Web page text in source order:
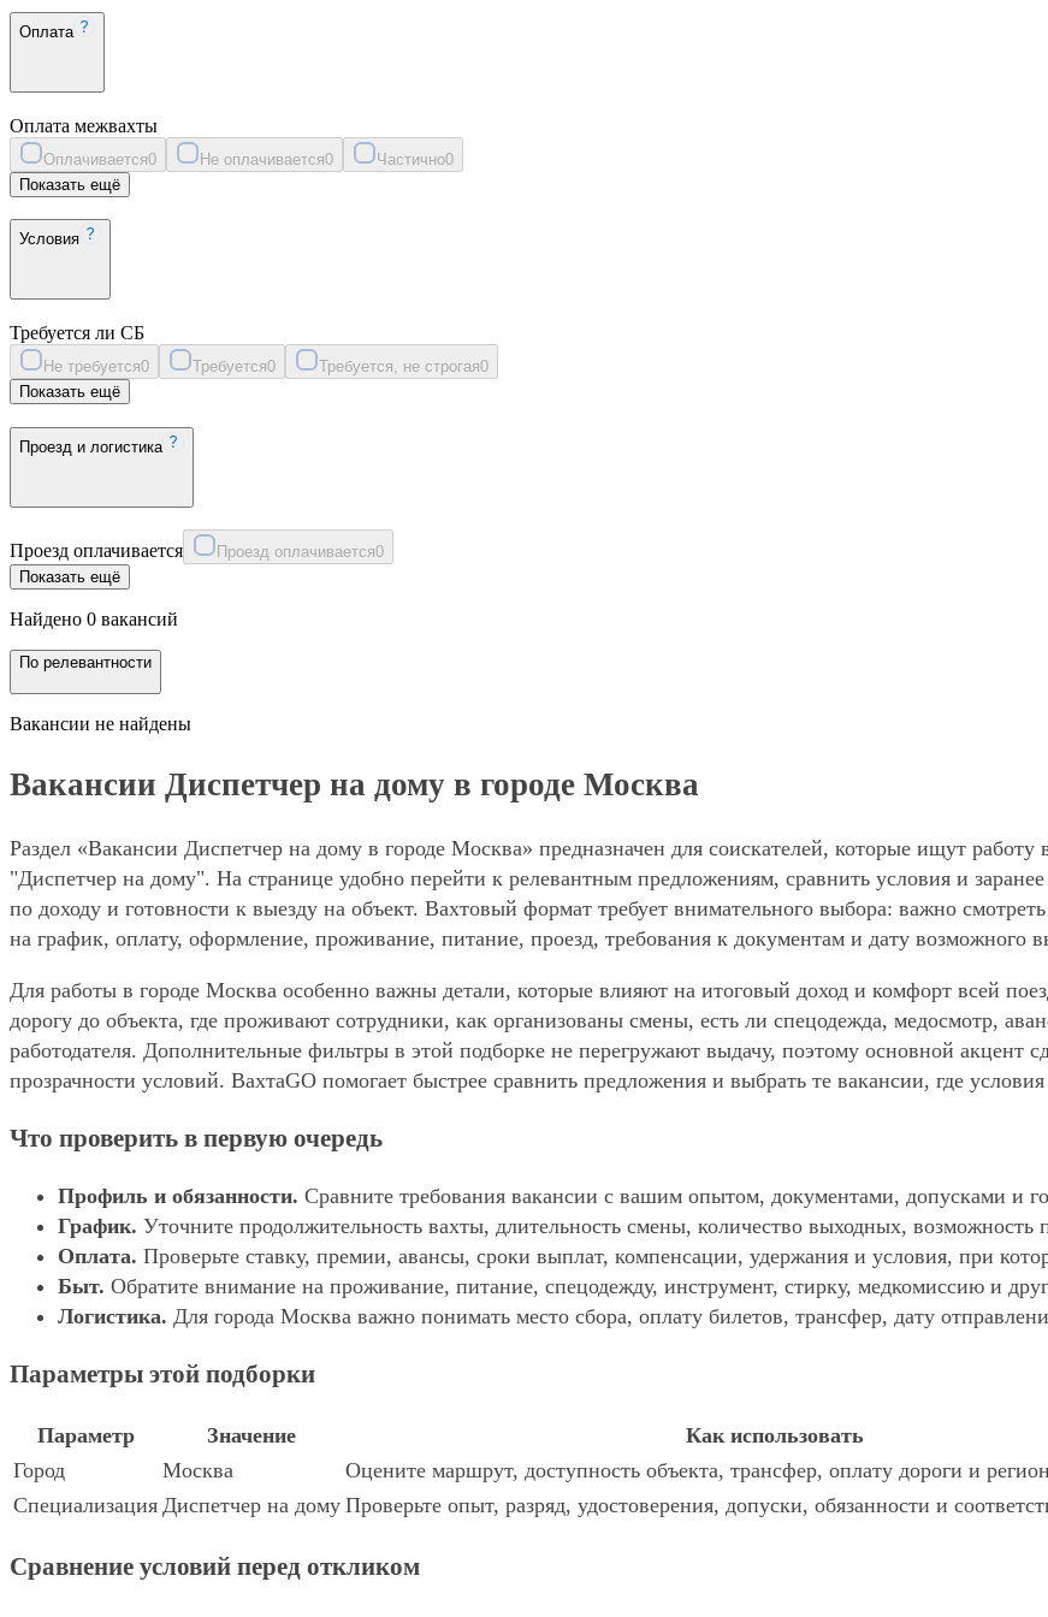
Оплата
Оплата межвахты
Оплачивается0 Не оплачивается0 Частично0
Показать ещё
Условия
Требуется ли СБ
Не требуется0 Требуется0 Требуется, не строгая0
Показать ещё
Проезд и логистика
Проезд оплачивается Проезд оплачивается0
Показать ещё
Найдено 0 вакансий
По релевантности
Вакансии не найдены
Вакансии Диспетчер на дому в городе Москва
Раздел «Вакансии Диспетчер на дому в городе Москва» предназначен для соискателей, которые ищут
"Диспетчер на дому". На странице удобно перейти к релевантным предложениям, сравнить условия и
по доходу и готовности к выезду на объект. Вахтовый формат требует внимательного выбора: важно
на график, оплату, оформление, проживание, питание, проезд, требования к документам и дату возможного
Для работы в городе Москва особенно важны детали, которые влияют на итоговый доход и комфорт всей
дорогу до объекта, где проживают сотрудники, как организованы смены, есть ли спецодежда, медосмотр,
работодателя. Дополнительные фильтры в этой подборке не перегружают выдачу, поэтому основной акцент
прозрачности условий. ВахтаGO помогает быстрее сравнить предложения и выбрать те вакансии, где
Что проверить в первую очередь
Профиль и обязанности. Сравните требования вакансии с вашим опытом, документами, допусками и
График. Уточните продолжительность вахты, длительность смены, количество выходных,
Оплата. Проверьте ставку, премии, авансы, сроки выплат, компенсации, удержания и условия, при
Быт. Обратите внимание на проживание, питание, спецодежду, инструмент, стирку, медкомиссию и
Логистика. Для города Москва важно понимать место сбора, оплату билетов, трансфер, дату
Параметры этой подборки
Параметр Значение
Как использовать
Город
Москва
Оцените маршрут, доступность объекта, трансфер, оплату дороги и
Специализация Диспетчер на дому Проверьте опыт, разряд, удостоверения, допуски, обязанности и
Сравнение условий перед откликом